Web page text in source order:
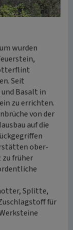
wurden
Seit
Basalt in
zu errichten.
von der
auf die
ober-
früher
Splitte,
für